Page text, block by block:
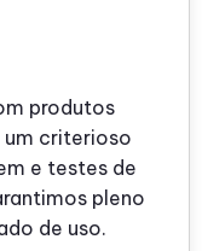
produtos
um criterioso
e testes de
pleno
de uso.